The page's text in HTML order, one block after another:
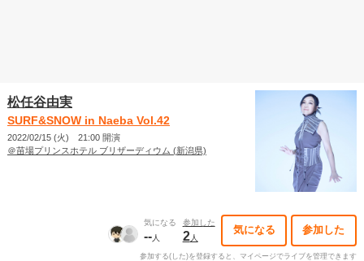
松任谷由実
SURF&SNOW in Naeba Vol.42
2022/02/15 (火) 21:00 開演
＠苗場プリンスホテル ブリザーディウム (新潟県)
気になる
--人
参加した
2人
気になる 参加した
参加する(した)を登録すると、マイページでライブを管理できます